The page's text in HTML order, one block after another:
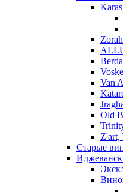
Karas
Zorah
Van
Old
Z'art,
Старые